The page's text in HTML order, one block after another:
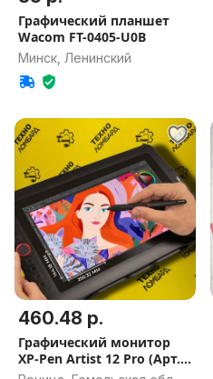
Графический планшет
Wacom FT-0405-U0B
Минск, Ленинский
460.48 р.
Графический монитор
XP-Pen Artist 12 Pro (Арт.
209/261221)